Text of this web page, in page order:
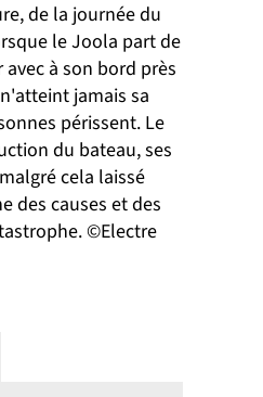
de la journée du
le Joola part de
à son bord près
jamais sa
périssent. Le
du bateau, ses
cela laissé
des causes et des
©Electre